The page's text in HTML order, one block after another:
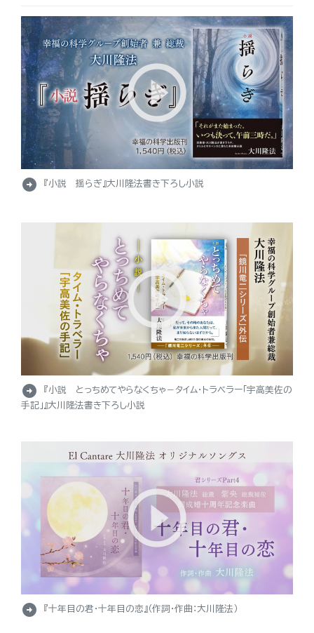
arrow_circle_right 『小説 揺らぎ』大川隆法書き下ろし小説
arrow_circle_right
『小説 とっちめてやらなくちゃ－タイム・トラベラー「宇高美佐の
手記」』大川隆法書き下ろし小説
arrow_circle_right 『十年目の君・十年目の恋』（作詞・作曲：大川隆法）